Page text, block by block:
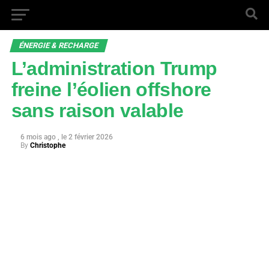
ÉNERGIE & RECHARGE
L’administration Trump
freine l’éolien offshore
sans raison valable
6 mois ago
2 février 2026
By Christophe